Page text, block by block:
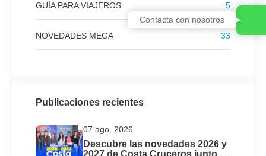
GUÍA PARA VIAJEROS 5
NOVEDADES MEGA 33
Publicaciones recientes
07 ago, 2026
Descubre las novedades 2026 y
2027 de Costa Cruceros junto a
Contacta con nosotros